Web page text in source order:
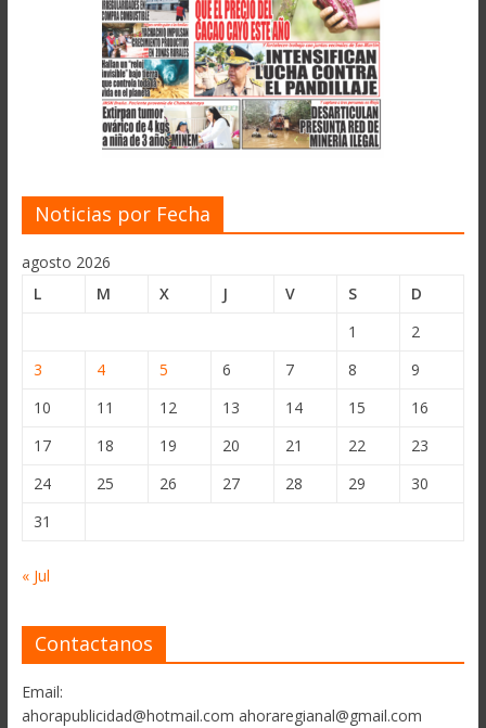
Noticias por Fecha
agosto 2026
L
M X J V S
D
1
2
3
4 5 6 7 8
9
10
11 12 13 14 15
16
17
18 19 20 21 22
23
24
25 26 27 28 29
30
31
« Jul
Contactanos
Email:
ahorapublicidad@hotmail.com ahoraregianal@gmail.com